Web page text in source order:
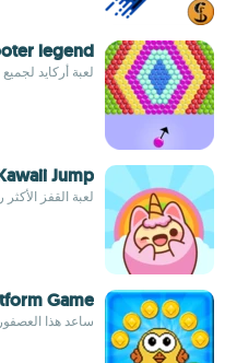
legend
لعبة أركايد لجميع
Jump
لعبة القفز الأكثر
Game
ساعد هذا